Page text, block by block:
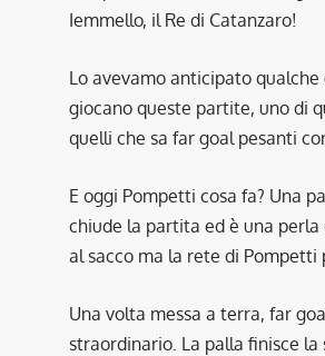
Iemmello, il Re di Catanzaro!
Lo avevamo anticipato qualche
giocano queste partite, uno di
quelli che sa far goal pesanti
E oggi Pompetti cosa fa? Una
chiude la partita ed è una
al sacco ma la rete di Pompetti
Una volta messa a terra, far
straordinario. La palla finisce